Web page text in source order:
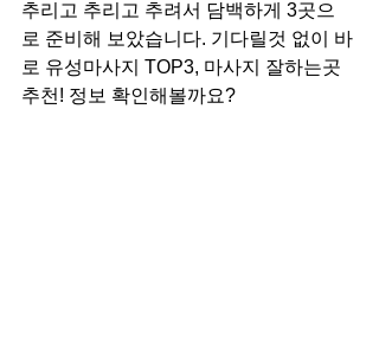
추리고 추리고 추려서 담백하게 3곳으
로 준비해 보았습니다. 기다릴것 없이 바
로 유성마사지 TOP3, 마사지 잘하는곳
추천! 정보 확인해볼까요?